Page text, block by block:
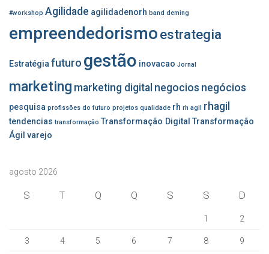
#workshop Agilidade agilidadenorh band deming
empreendedorismoestrategia
Estratégiafuturo gestão inovacao Jornal
marketing marketing digital negocios negócios
pesquisa profissões do futuro projetos qualidade rh rh agil rhagil
tendencias transformação Transformação Digital Transformação
Ágil varejo
agosto 2026
S T Q Q S S D
1 2
3 4 5 6 7 8 9